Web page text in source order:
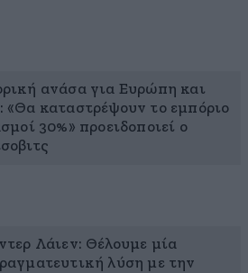
ανάσα για Ευρώπη και
καταστρέψουν το εμπόριο
30%» προειδοποιεί ο
Λάιεν: Θέλουμε μία
λύση με την